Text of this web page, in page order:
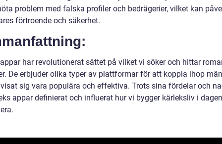
problem med falska profiler och bedrägerier, vilket kan
förtroende och säkerhet.
har revolutionerat sättet på vilket vi söker och hittar
De erbjuder olika typer av plattformar för att koppla ihop
sig vara populära och effektiva. Trots sina fördelar och
appar definierat och influerat hur vi bygger kärleksliv i